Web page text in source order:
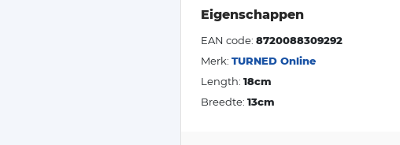
Eigenschappen
EAN code: 8720088309292
Merk: TURNED Online
Length: 18cm
Breedte: 13cm